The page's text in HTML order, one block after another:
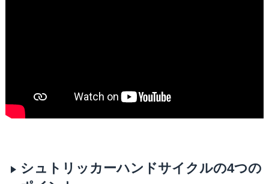
シュトリッカーハンドサイクルの4つの